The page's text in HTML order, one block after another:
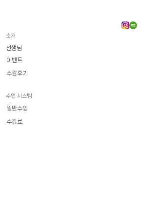
소개
선생님
이벤트
수강후기
수업 시스템
일반수업
수강료